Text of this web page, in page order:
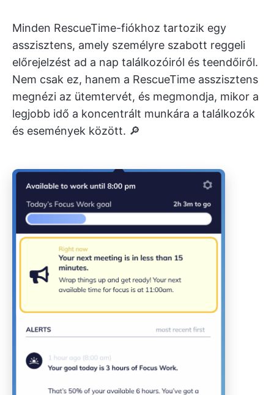
Minden RescueTime-fiókhoz tartozik egy
asszisztens, amely személyre szabott reggeli
előrejelzést ad a nap találkozóiról és teendőiről.
Nem csak ez, hanem a RescueTime asszisztens
megnézi az ütemtervét, és megmondja, mikor a
legjobb idő a koncentrált munkára a találkozók
és események között. 🔎